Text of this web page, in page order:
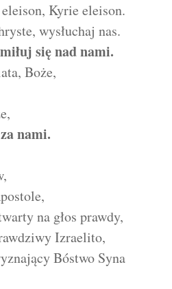
Kyrie eleison.
wysłuchaj nas.
się nad nami.
Boże,
nami.
na głos prawdy,
Izraelito,
Bóstwo Syna